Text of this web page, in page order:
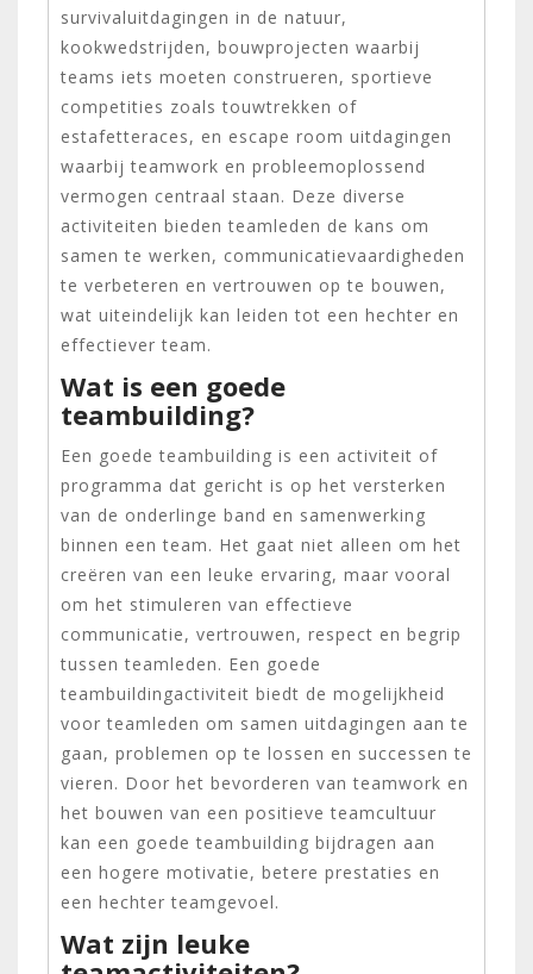
survivaluitdagingen in de natuur,
kookwedstrijden, bouwprojecten waarbij
teams iets moeten construeren, sportieve
competities zoals touwtrekken of
estafetteraces, en escape room uitdagingen
waarbij teamwork en probleemoplossend
vermogen centraal staan. Deze diverse
activiteiten bieden teamleden de kans om
samen te werken, communicatievaardigheden
te verbeteren en vertrouwen op te bouwen,
wat uiteindelijk kan leiden tot een hechter en
effectiever team.
Wat is een goede
teambuilding?
Een goede teambuilding is een activiteit of
programma dat gericht is op het versterken
van de onderlinge band en samenwerking
binnen een team. Het gaat niet alleen om het
creëren van een leuke ervaring, maar vooral
om het stimuleren van effectieve
communicatie, vertrouwen, respect en begrip
tussen teamleden. Een goede
teambuildingactiviteit biedt de mogelijkheid
voor teamleden om samen uitdagingen aan te
gaan, problemen op te lossen en successen te
vieren. Door het bevorderen van teamwork en
het bouwen van een positieve teamcultuur
kan een goede teambuilding bijdragen aan
een hogere motivatie, betere prestaties en
een hechter teamgevoel.
Wat zijn leuke